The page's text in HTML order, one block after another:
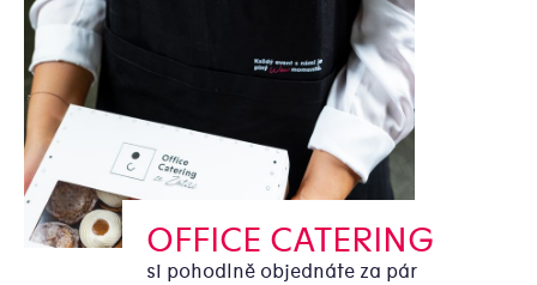
OFFICE CATERING
si pohodlně objednáte za pár